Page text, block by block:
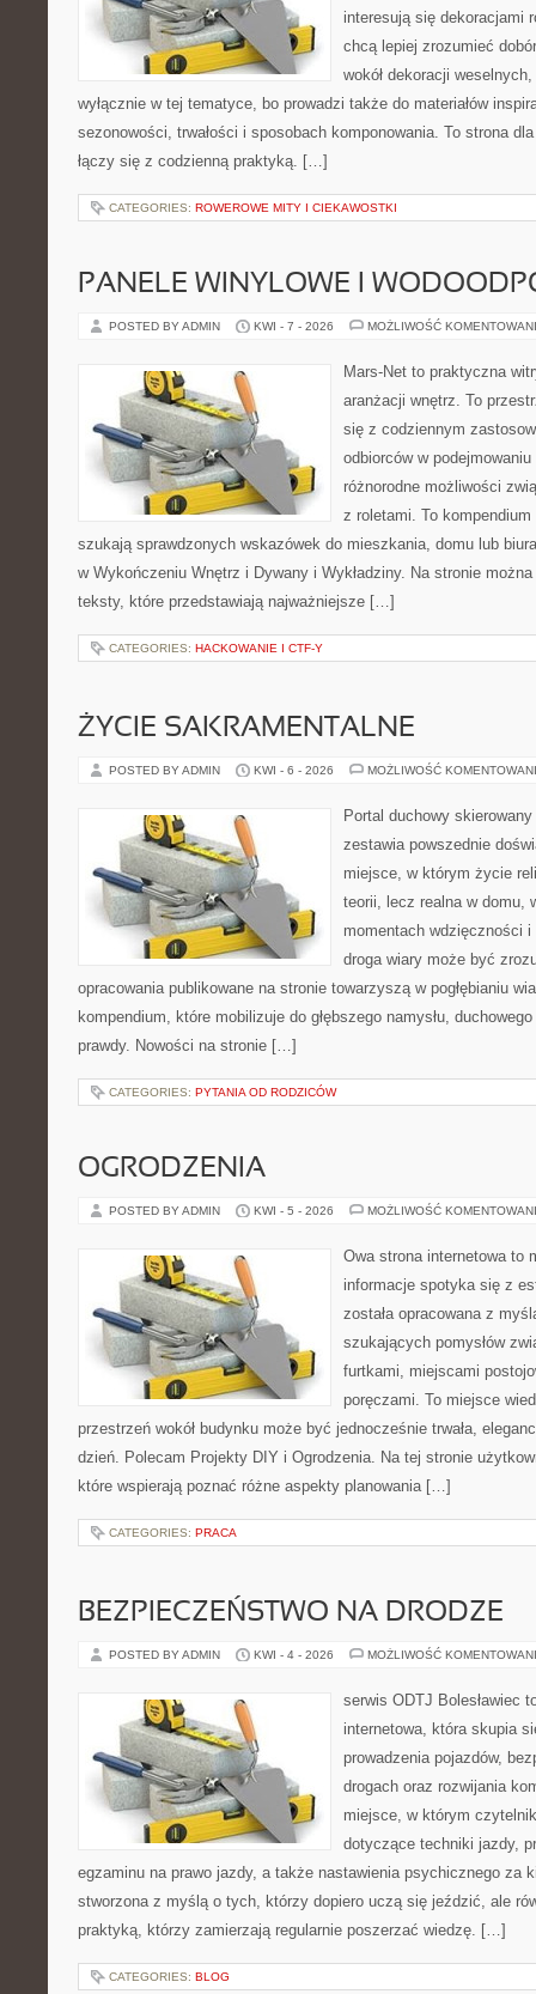
interesują się dekoracjami
chcą lepiej zrozumieć
wokół dekoracji
wyłącznie w tej tematyce, bo prowadzi także do materiałów
sezonowości, trwałości i sposobach komponowania. To strona
łączy się z codzienną praktyką. […]
CATEGORIES: ROWEROWE MITY I CIEKAWOSTKI
PANELE WINYLOWE I
POSTED BY ADMIN KWI - 7 - 2026 MOŻLIWOŚĆ
Mars-Net to praktyczna
aranżacji wnętrz. To
się z codziennym
odbiorców w
różnorodne możliwości
z roletami. To
szukają sprawdzonych wskazówek do mieszkania, domu lub
w Wykończeniu Wnętrz i Dywany i Wykładziny. Na stronie
teksty, które przedstawiają najważniejsze […]
CATEGORIES: HACKOWANIE I CTF-Y
ŻYCIE SAKRAMENTALNE
POSTED BY ADMIN KWI - 6 - 2026 MOŻLIWOŚĆ
Portal duchowy
zestawia powszednie
miejsce, w którym życie
teorii, lecz realna w domu,
momentach wdzięczności
droga wiary może być
opracowania publikowane na stronie towarzyszą w pogłębianiu
kompendium, które mobilizuje do głębszego namysłu,
prawdy. Nowości na stronie […]
CATEGORIES: PYTANIA OD RODZICÓW
OGRODZENIA
POSTED BY ADMIN KWI - 5 - 2026 MOŻLIWOŚĆ
Owa strona internetowa to
informacje spotyka się z
została opracowana z
szukających pomysłów
furtkami, miejscami
poręczami. To miejsce
przestrzeń wokół budynku może być jednocześnie trwała,
dzień. Polecam Projekty DIY i Ogrodzenia. Na tej stronie
które wspierają poznać różne aspekty planowania […]
CATEGORIES: PRACA
BEZPIECZEŃSTWO NA DRODZE
POSTED BY ADMIN KWI - 4 - 2026 MOŻLIWOŚĆ
serwis ODTJ Bolesławiec
internetowa, która skupia
prowadzenia pojazdów,
drogach oraz rozwijania
miejsce, w którym
dotyczące techniki jazdy,
egzaminu na prawo jazdy, a także nastawienia psychicznego za
stworzona z myślą o tych, którzy dopiero uczą się jeździć, ale
praktyką, którzy zamierzają regularnie poszerzać wiedzę. […]
CATEGORIES: BLOG